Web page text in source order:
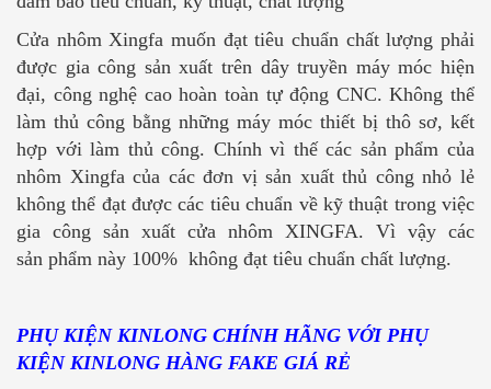
Cửa nhôm Xingfa muốn đạt tiêu chuẩn chất lượng phải
được gia công sản xuất trên dây truyền máy móc hiện
đại, công nghệ cao hoàn toàn tự động CNC. Không thể
làm thủ công bằng những máy móc thiết bị thô sơ, kết
hợp với làm thủ công. Chính vì thế các sản phẩm của
nhôm Xingfa của các đơn vị sản xuất thủ công nhỏ lẻ
không thể đạt được các tiêu chuẩn về kỹ thuật trong việc
gia công sản xuất cửa nhôm XINGFA. Vì vậy các
sản phẩm này 100% không đạt tiêu chuẩn chất lượng.
PHỤ KIỆN KINLONG CHÍNH HÃNG VỚI PHỤ
KIỆN KINLONG HÀNG FAKE GIÁ RẺ